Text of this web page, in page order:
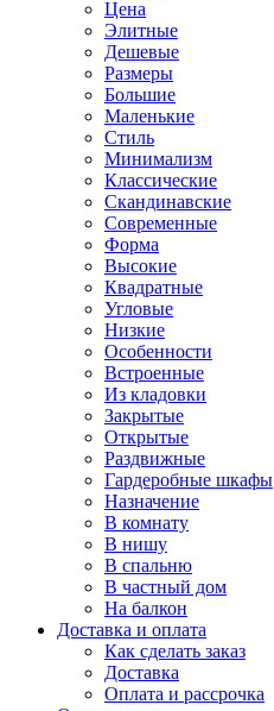
Цена
Элитные
Дешевые
Размеры
Большие
Маленькие
Стиль
Минимализм
Классические
Скандинавские
Современные
Форма
Высокие
Квадратные
Угловые
Низкие
Особенности
Встроенные
Из кладовки
Закрытые
Открытые
Раздвижные
Гардеробные шкафы
Назначение
В комнату
В нишу
В спальню
В частный дом
На балкон
Доставка и оплата
Как сделать заказ
Доставка
Оплата и рассрочка